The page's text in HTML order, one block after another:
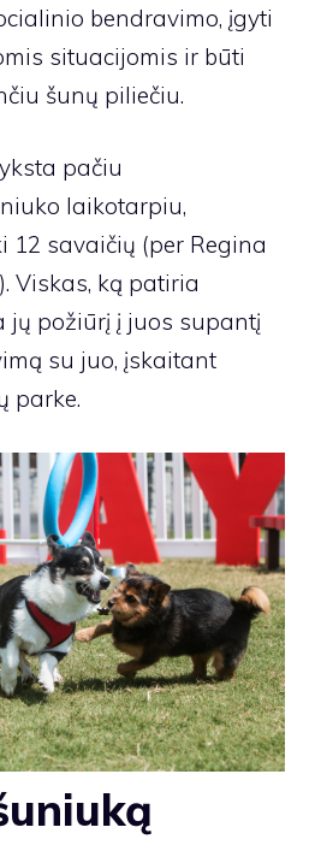
bendravimo, įgyti
situacijomis ir būti
šunų piliečiu.
pačiu
laikotarpiu,
12 savaičių (per Regina
). Viskas, ką patiria
jų požiūrį į juos supantį
su juo, įskaitant
parke.